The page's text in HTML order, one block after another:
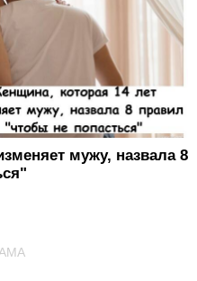
мужу, назвала 8